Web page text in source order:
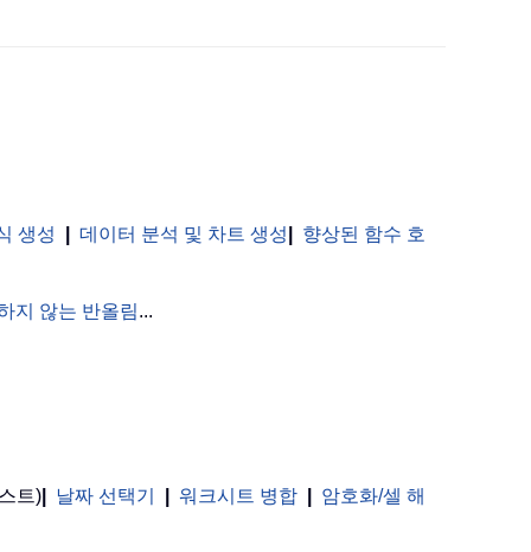
생성 데이터 분석 및 차트 생성
향상된 함수 호
지 않는 반올림...
트) 날짜 선택기 워크시트 병합
암호화/셀 해